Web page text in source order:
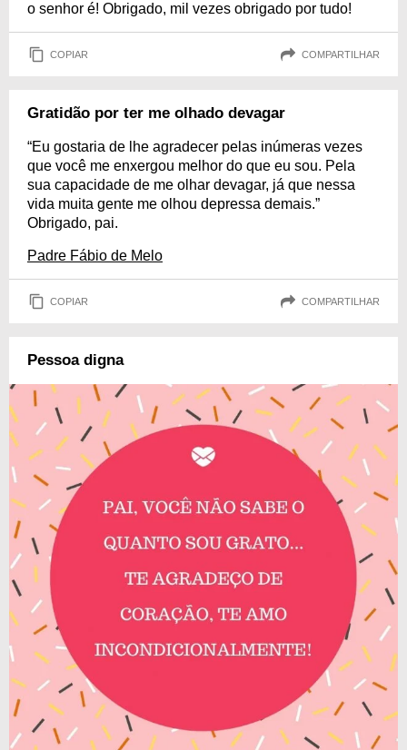
o senhor é! Obrigado, mil vezes obrigado por tudo!
COPIAR COMPARTILHAR
Gratidão por ter me olhado devagar
“Eu gostaria de lhe agradecer pelas inúmeras vezes
que você me enxergou melhor do que eu sou. Pela
sua capacidade de me olhar devagar, já que nessa
vida muita gente me olhou depressa demais.”
Obrigado, pai.
Padre Fábio de Melo
COPIAR COMPARTILHAR
Pessoa digna